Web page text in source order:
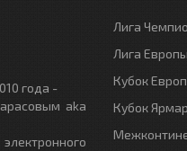
года -
aka
Лига
Лига Европы
Кубок
Кубок